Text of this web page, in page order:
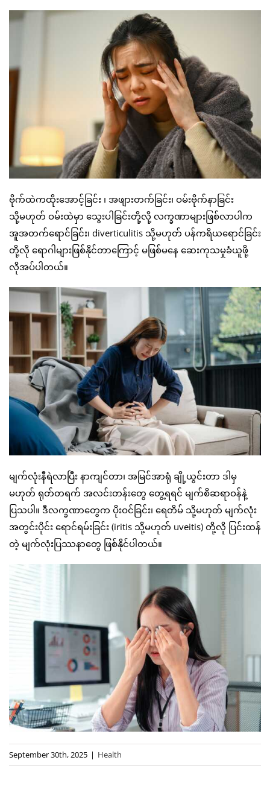
ဗိုက်ထဲကထိုးအောင့်ခြင်း ၊ အဖျားတက်ခြင်း၊ ဝမ်းဗိုက်နာခြင်း
သို့မဟုတ် ဝမ်းထဲမှာ သွေးပါခြင်းတို့လို့ လက္ခဏာများဖြစ်လာပါက
အူအတက်ရောင်ခြင်း၊ diverticulitis သို့မဟုတ် ပန်ကရိယရောင်ခြင်း
တို့လို ရောဂါများဖြစ်နိုင်တာကြောင့် မဖြစ်မနေ ဆေးကုသမှုခံယူဖို့
လိုအပ်ပါတယ်။
မျက်လုံးနီရဲလာပြီး နာကျင်တာ၊ အမြင်အာရုံ ချို့ယွင်းတာ ဒါမှ
မဟုတ် ရုတ်တရက် အလင်းတန်းတွေ တွေ့ရရင် မျက်စိဆရာဝန်နဲ့
ပြသပါ။ ဒီလက္ခဏာတွေက ပိုးဝင်ခြင်း၊ ရေတိမ် သို့မဟုတ် မျက်လုံး
အတွင်းပိုင်း ရောင်ရမ်းခြင်း (iritis သို့မဟုတ် uveitis) တို့လို ပြင်းထန်
တဲ့ မျက်လုံးပြဿနာတွေ ဖြစ်နိုင်ပါတယ်။
September 30th, 2025 | Health